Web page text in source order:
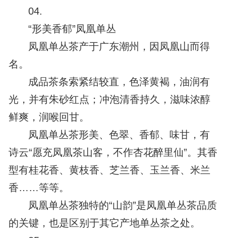
04.
“形美香郁”凤凰单丛
凤凰单丛茶产于广东潮州，因凤凰山而得
名。
成品茶条索紧结较直，色泽黄褐，油润有
光，并有朱砂红点；冲泡清香持久，滋味浓醇
鲜爽，润喉回甘。
凤凰单丛茶形美、色翠、香郁、味甘，有
诗云“愿充凤凰茶山客，不作杏花醉里仙”。其香
型有桂花香、黄枝香、芝兰香、玉兰香、米兰
香……等等。
凤凰单丛茶独特的“山韵”是凤凰单丛茶品质
的关键，也是区别于其它产地单丛茶之处。